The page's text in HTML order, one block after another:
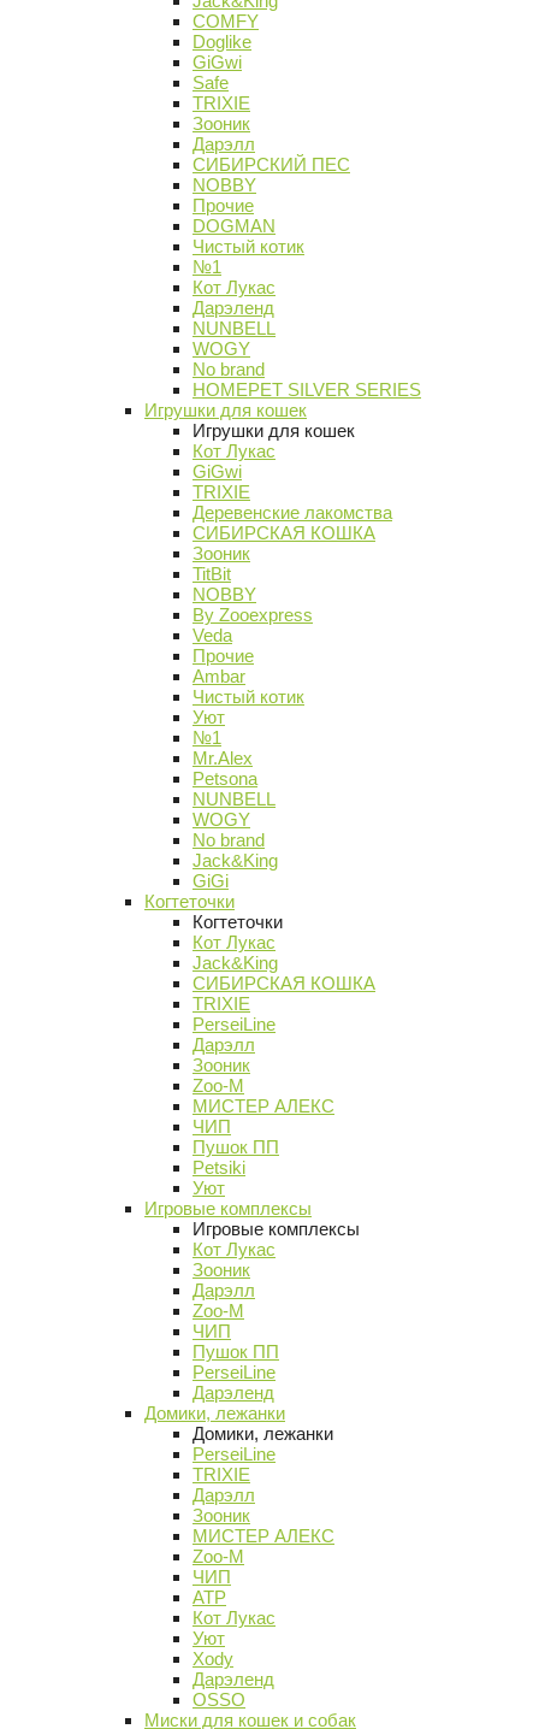
COMFY
Doglike
GiGwi
Safe
TRIXIE
Зооник
Дарэлл
СИБИРСКИЙ ПЕС
NOBBY
Прочие
DOGMAN
Чистый котик
№1
Кот Лукас
Дарэленд
NUNBELL
WOGY
No brand
HOMEPET SILVER SERIES
Игрушки для кошек
Игрушки для кошек
Кот Лукас
GiGwi
TRIXIE
Деревенские лакомства
СИБИРСКАЯ КОШКА
Зооник
TitBit
NOBBY
By Zooexpress
Veda
Прочие
Ambar
Чистый котик
Уют
№1
Mr.Alex
Petsona
NUNBELL
WOGY
No brand
Jack&King
GiGi
Когтеточки
Когтеточки
Кот Лукас
Jack&King
СИБИРСКАЯ КОШКА
TRIXIE
PerseiLine
Дарэлл
Зооник
Zoo-M
МИСТЕР АЛЕКС
ЧИП
Пушок ПП
Petsiki
Уют
Игровые комплексы
Игровые комплексы
Кот Лукас
Зооник
Дарэлл
Zoo-M
ЧИП
Пушок ПП
PerseiLine
Дарэленд
Домики, лежанки
Домики, лежанки
PerseiLine
TRIXIE
Дарэлл
Зооник
МИСТЕР АЛЕКС
Zoo-M
ЧИП
АТР
Кот Лукас
Уют
Xody
Дарэленд
OSSO
Миски для кошек и собак